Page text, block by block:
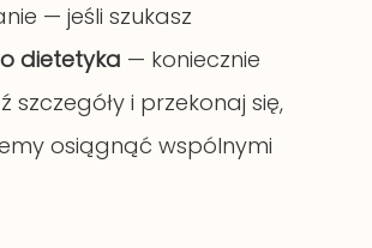
— jeśli szukasz
dietetyka — koniecznie
szczegóły i przekonaj się,
osiągnąć wspólnymi